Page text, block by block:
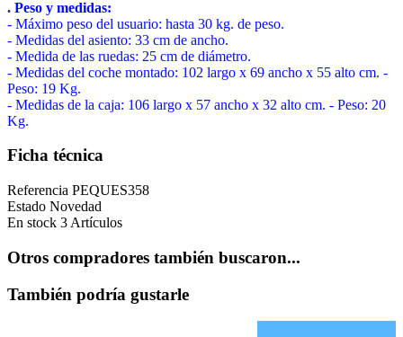
. Peso y medidas:
- Máximo peso del usuario: hasta 30 kg. de peso.
- Medidas del asiento: 33 cm de ancho.
- Medida de las ruedas: 25 cm de diámetro.
- Medidas del coche montado: 102 largo x 69 ancho x 55 alto cm. -
Peso: 19 Kg.
- Medidas de la caja: 106 largo x 57 ancho x 32 alto cm. - Peso: 20
Kg.
Ficha técnica
Referencia PEQUES358
Estado Novedad
En stock 3 Artículos
Otros compradores también buscaron...
También podría gustarle